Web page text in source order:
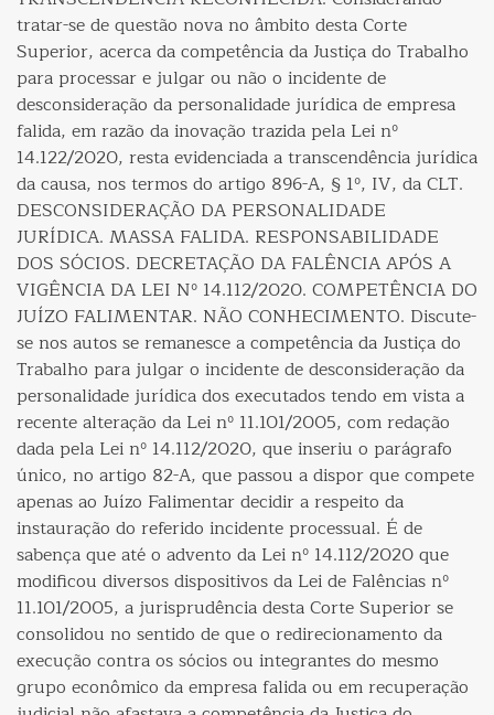
tratar-se de questão nova no âmbito desta Corte
Superior, acerca da competência da Justiça do Trabalho
para processar e julgar ou não o incidente de
desconsideração da personalidade jurídica de empresa
falida, em razão da inovação trazida pela Lei nº
14.122/2020, resta evidenciada a transcendência jurídica
da causa, nos termos do artigo 896-A, § 1º, IV, da CLT.
DESCONSIDERAÇÃO DA PERSONALIDADE
JURÍDICA. MASSA FALIDA. RESPONSABILIDADE
DOS SÓCIOS. DECRETAÇÃO DA FALÊNCIA APÓS A
VIGÊNCIA DA LEI Nº 14.112/2020. COMPETÊNCIA DO
JUÍZO FALIMENTAR. NÃO CONHECIMENTO. Discute-
se nos autos se remanesce a competência da Justiça do
Trabalho para julgar o incidente de desconsideração da
personalidade jurídica dos executados tendo em vista a
recente alteração da Lei nº 11.101/2005, com redação
dada pela Lei nº 14.112/2020, que inseriu o parágrafo
único, no artigo 82-A, que passou a dispor que compete
apenas ao Juízo Falimentar decidir a respeito da
instauração do referido incidente processual. É de
sabença que até o advento da Lei nº 14.112/2020 que
modificou diversos dispositivos da Lei de Falências nº
11.101/2005, a jurisprudência desta Corte Superior se
consolidou no sentido de que o redirecionamento da
execução contra os sócios ou integrantes do mesmo
grupo econômico da empresa falida ou em recuperação